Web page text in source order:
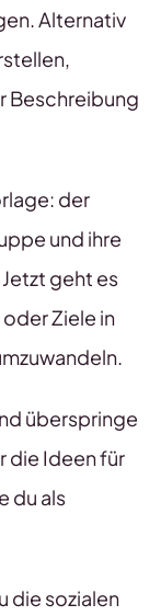
Alternativ
Beschreibung
der
und ihre
geht es
Ziele in
überspringe
die Ideen für
du als
die sozialen